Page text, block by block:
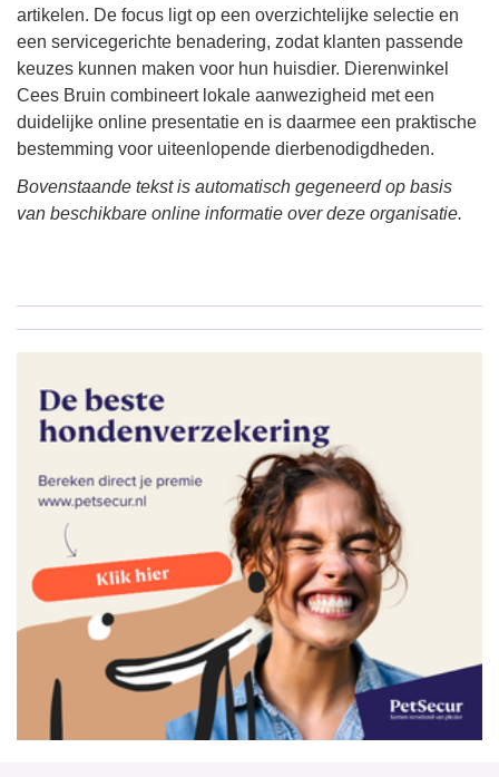
artikelen. De focus ligt op een overzichtelijke selectie en
een servicegerichte benadering, zodat klanten passende
keuzes kunnen maken voor hun huisdier. Dierenwinkel
Cees Bruin combineert lokale aanwezigheid met een
duidelijke online presentatie en is daarmee een praktische
bestemming voor uiteenlopende dierbenodigdheden.
Bovenstaande tekst is automatisch gegeneerd op basis
van beschikbare online informatie over deze organisatie.